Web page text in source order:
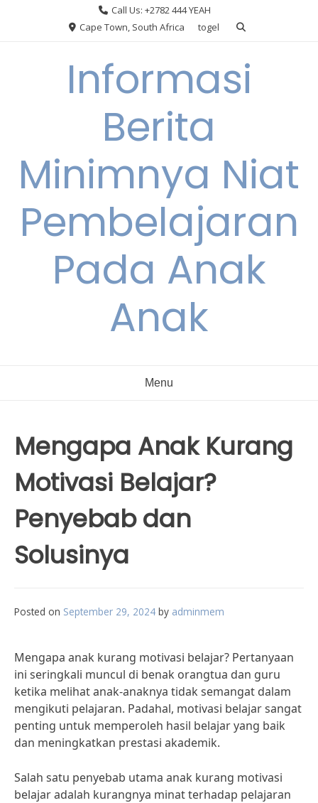
Call Us: +2782 444 YEAH
Cape Town, South Africa
togel
Informasi
Berita
Minimnya Niat
Pembelajaran
Pada Anak
Anak
Menu
Mengapa Anak Kurang
Motivasi Belajar?
Penyebab dan
Solusinya
Posted on September 29, 2024 by adminmem
Mengapa anak kurang motivasi belajar? Pertanyaan
ini seringkali muncul di benak orangtua dan guru
ketika melihat anak-anaknya tidak semangat dalam
mengikuti pelajaran. Padahal, motivasi belajar sangat
penting untuk memperoleh hasil belajar yang baik
dan meningkatkan prestasi akademik.
Salah satu penyebab utama anak kurang motivasi
belajar adalah kurangnya minat terhadap pelajaran